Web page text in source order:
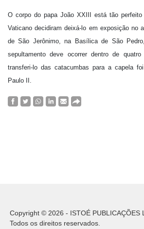
O corpo do papa João XXIII está tão
Vaticano decidiram deixá-lo em exposição no
de São Jerônimo, na Basílica de São
sepultamento deve ocorrer dentro de
transferi-lo das catacumbas para a capela
Paulo II.
Copyright © 2026 - ISTOÉ PUBLICAÇÕES
Todos os direitos reservados.